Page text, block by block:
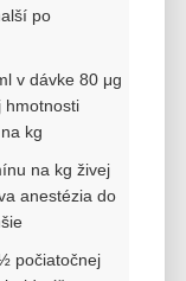
po
v dávke 80 μg
hmotnosti
kg
na kg živej
anestézia do
počiatočnej